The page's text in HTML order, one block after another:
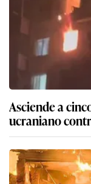
Asciende a
ucraniano